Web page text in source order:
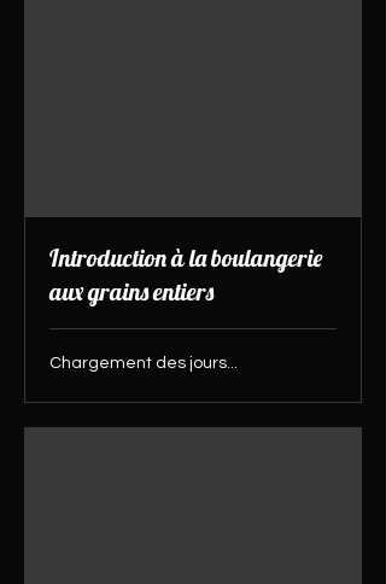
Introduction à la boulangerie
aux grains entiers
Chargement des jours...